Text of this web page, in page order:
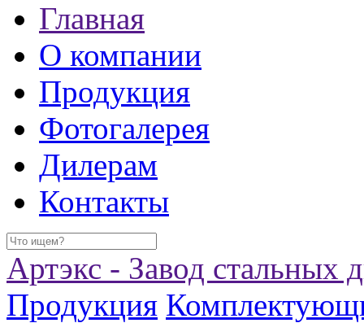
Главная
О компании
Продукция
Фотогалерея
Дилерам
Контакты
Артэкс - Завод стальных
Продукция